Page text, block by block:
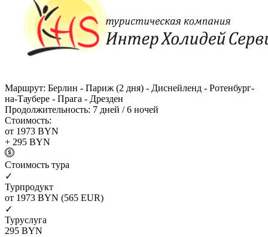
Маршрут: Берлин - Париж (2 дня) - Диснейленд - Ротенбург-
на-Таубере - Прага - Дрезден
Продолжительность: 7 дней / 6 ночей
Стоимость:
от 1973 BYN
+ 295 BYN
Cтоимость тура
✓
Турпродукт
от 1973 BYN (565 EUR)
✓
Туруслуга
295 BYN